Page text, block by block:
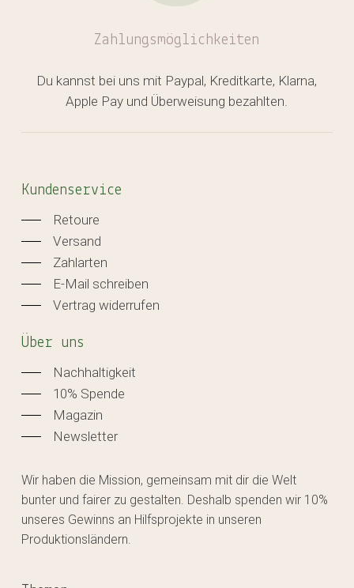
Zahlungsmöglichkeiten
Du kannst bei uns mit Paypal, Kreditkarte, Klarna,
Apple Pay und Überweisung bezahlten.
Kundenservice
Retoure
Versand
Zahlarten
E-Mail schreiben
Vertrag widerrufen
Über uns
Nachhaltigkeit
10% Spende
Magazin
Newsletter
Wir haben die Mission, gemeinsam mit dir die Welt
bunter und fairer zu gestalten. Deshalb spenden wir 10%
unseres Gewinns an Hilfsprojekte in unseren
Produktionsländern.